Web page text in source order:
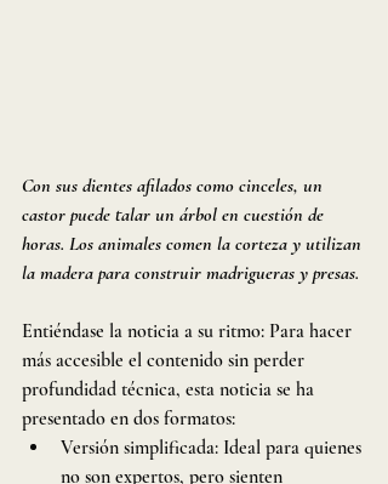
Con sus dientes afilados como cinceles, un
castor puede talar un árbol en cuestión de
horas. Los animales comen la corteza y utilizan
la madera para construir madrigueras y presas.
Entiéndase la noticia a su ritmo: Para hacer
más accesible el contenido sin perder
profundidad técnica, esta noticia se ha
presentado en dos formatos:
Versión simplificada: Ideal para quienes
no son expertos, pero sienten